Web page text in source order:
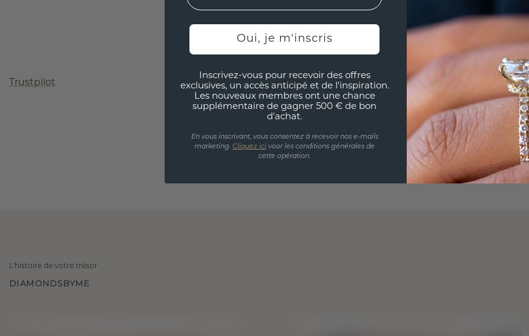
Trustpilot
L'histoire de votre trésor
DIAMONDSBYME
Oui, je m'inscris
Inscrivez-vous pour recevoir des offres
exclusives, un accès anticipé et de l'inspiration.
Les nouveaux membres ont une chance
supplémentaire de gagner 500 € de bon
d'achat.
En vous inscrivant, vous consentez à recevoir nos e-mails
marketing. Cliquez ici voor les conditions générales de
cette opération.